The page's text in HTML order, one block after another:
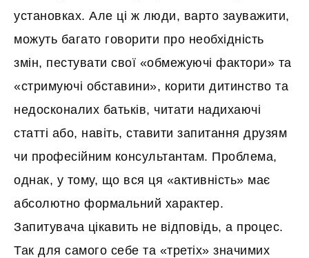
установках. Але ці ж люди, варто зауважити,
можуть багато говорити про необхідність
змін, пестувати свої «обмежуючі фактори» та
«стримуючі обставини», корити дитинство та
недосконалих батьків, читати надихаючі
статті або, навіть, ставити запитання друзям
чи професійним консультантам. Проблема,
однак, у тому, що вся ця «активність» має
абсолютно формальний характер.
Запитувача цікавить не відповідь, а процес.
Так для самого себе та «третіх» значимих